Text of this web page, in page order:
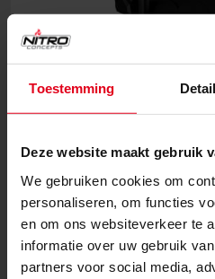
Toestemming
Deze website maakt gebruik
We gebruiken cookies om
personaliseren, om functies
en om ons websiteverkeer te
informatie over uw gebruik
partners voor social media,
E250 Gamestoelen
€ 219,90